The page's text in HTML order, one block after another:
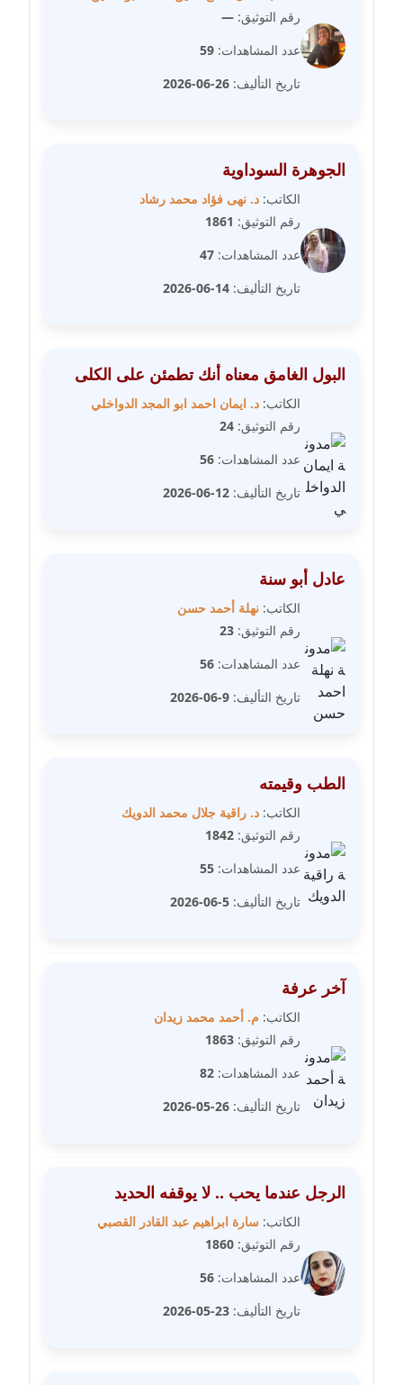
مدونة عبير مصطفى
مدونة عزة بركة
عاملة
مدونة عطا الله حسب الله
عاملة
مدونة علا ابو السعادات
عاملة
عاملة
مدونة علي الصادق
عاملة
عاملة
مدونة عمرو عاطف
مدونة غادة زهران
عاملة
مدونة غادة سيد
مدونة غازي جابر
عاملة
مدونة فاطمة البسريني
عاملة
مدونة فاطمة الزهراء بناني
عاملة
مدونة فيرا زولوتاريفا
مدونة فيروز القطلبي
رقم التوثيق: —
عدد المشاهدات: 59
تاريخ التأليف: 26-06-2026
الجوهرة السوداوية
الكاتب: د. نهى فؤاد محمد رشاد
رقم التوثيق: 1861
عدد المشاهدات: 47
تاريخ التأليف: 14-06-2026
البول الغامق معناه أنك تطمئن على الكلى
الكاتب: د. ايمان احمد ابو المجد الدواخلي
رقم التوثيق: 24
عدد المشاهدات: 56
تاريخ التأليف: 12-06-2026
عادل أبو سنة
الكاتب: نهلة أحمد حسن
رقم التوثيق: 23
عدد المشاهدات: 56
تاريخ التأليف: 9-06-2026
الطب وقيمته
الكاتب: د. راقية جلال محمد الدويك
رقم التوثيق: 1842
عدد المشاهدات: 55
تاريخ التأليف: 5-06-2026
آخر عرفة
الكاتب: م. أحمد محمد زيدان
رقم التوثيق: 1863
عدد المشاهدات: 82
تاريخ التأليف: 26-05-2026
الرجل عندما يحب .. لا يوقفه الحديد
الكاتب: سارة ابراهيم عبد القادر القصبي
رقم التوثيق: 1860
عدد المشاهدات: 56
تاريخ التأليف: 23-05-2026